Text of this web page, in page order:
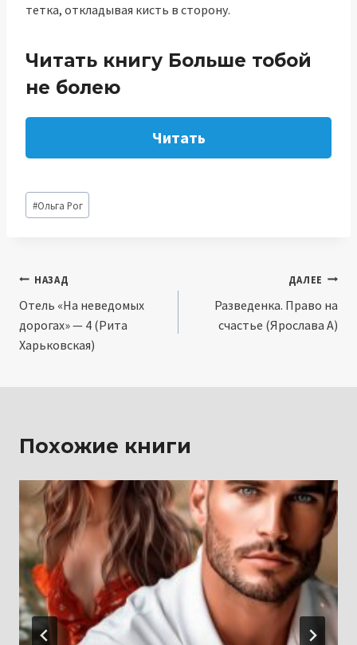
тетка, откладывая кисть в сторону.
Читать книгу Больше тобой
не болею
Читать
Метки
записи:
#Ольга Рог
Навигация
по
записям
НАЗАД
Отель «На неведомых
дорогах» — 4 (Рита
Харьковская)
ДАЛЕЕ
Разведенка. Право на
счастье (Ярослава А)
Похожие книги